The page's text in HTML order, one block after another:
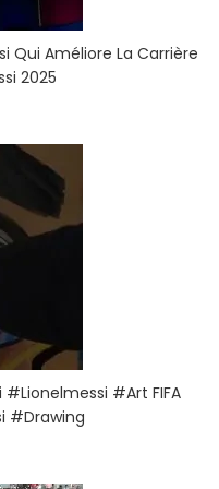
Qui Améliore La Carrière
2025
#lionelmessi #art FIFA
#drawing